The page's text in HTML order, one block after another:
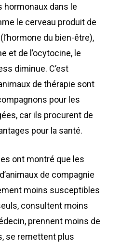
hormonaux dans le
le cerveau produit de
du bien-être),
et de l’ocytocine, le
diminue. C’est
de thérapie sont
pour les
car ils procurent de
pour la santé.
ont montré que les
de compagnie
moins susceptibles
consultent moins
prennent moins de
se remettent plus